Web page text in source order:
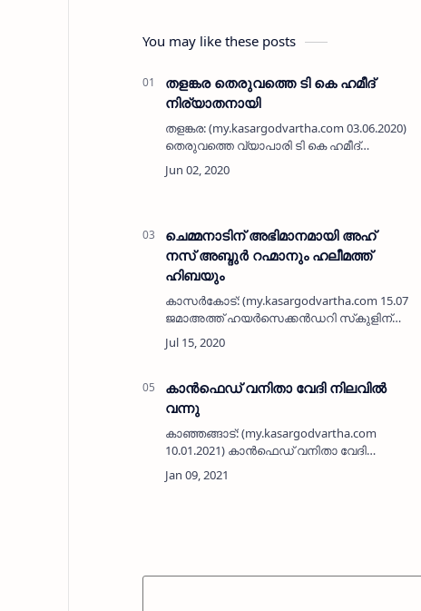
You may like these posts
തളങ്കര തെരുവത്തെ ടി കെ ഹമീദ്
നിര്യാതനായി
തളങ്കര: (my.kasargodvartha.com 03.06.2020)
തെരുവത്തെ വ്യാപാരി ടി കെ ഹമീദ്
(69)നിര്യാതനായി. 50 വര്‍ഷത്തോളമായി
വീടിന് സമീപത്തായി അനാദിക്കട
ചെമ്മനാടിന് അഭിമാനമായി അഹ്
നസ് അബ്ദുര്‍ റഹ്മാനും ഹലീമത്ത്
ഹിബയും
കാസര്‍കോട്: (my.kasargodvartha.com
ജമാഅത്ത് ഹയര്‍സെക്കന്‍ഡറി സ്‌കുളിന്
അഭിമാനമായി മേല്പറമ്പ് മാക്കോട്ടെ അഹ്
നസ് അബ്ദുര്‍ റഹ്മാനും മധൂര്‍ പട്‌…
കാൻഫെഡ് വനിതാ വേദി നിലവിൽ
വന്നു
കാഞ്ഞങ്ങാട്: (my.kasargodvartha.com
10.01.2021) കാൻഫെഡ് വനിതാ വേദി
നിലവിൽ വന്നു. സർവ മേഖലകളിലും
സംവരണത്തിന് കാത്തു നിൽക്കാതെ